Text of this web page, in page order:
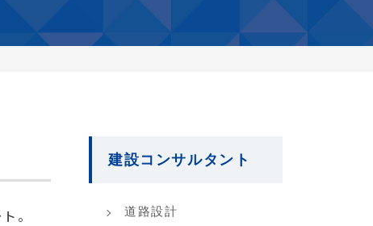
。
建設コンサルタント
道路設計